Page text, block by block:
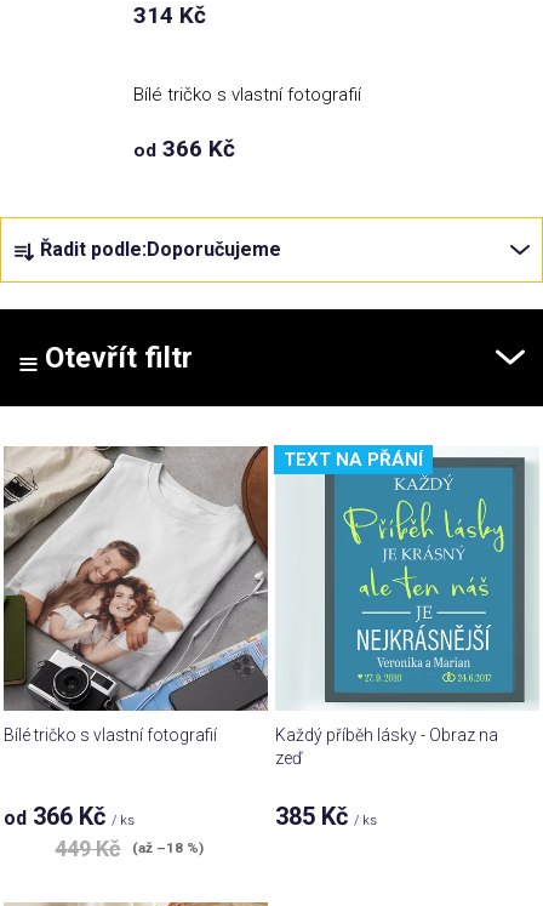
314 Kč
Bílé tričko s vlastní fotografií
od 366 Kč
z
r
o
d
u
k
t
Řadit podle:Doporučujeme
Otevřít filtr
V
ý
p
i
s
p
o
d
u
ů
Bílé tričko s vlastní fotografií
od 366 Kč/ ks
449 Kč (až –18 %)
TEXT NA PŘÁNÍ
Každý příběh lásky - Obraz na
zeď
385 Kč/ ks